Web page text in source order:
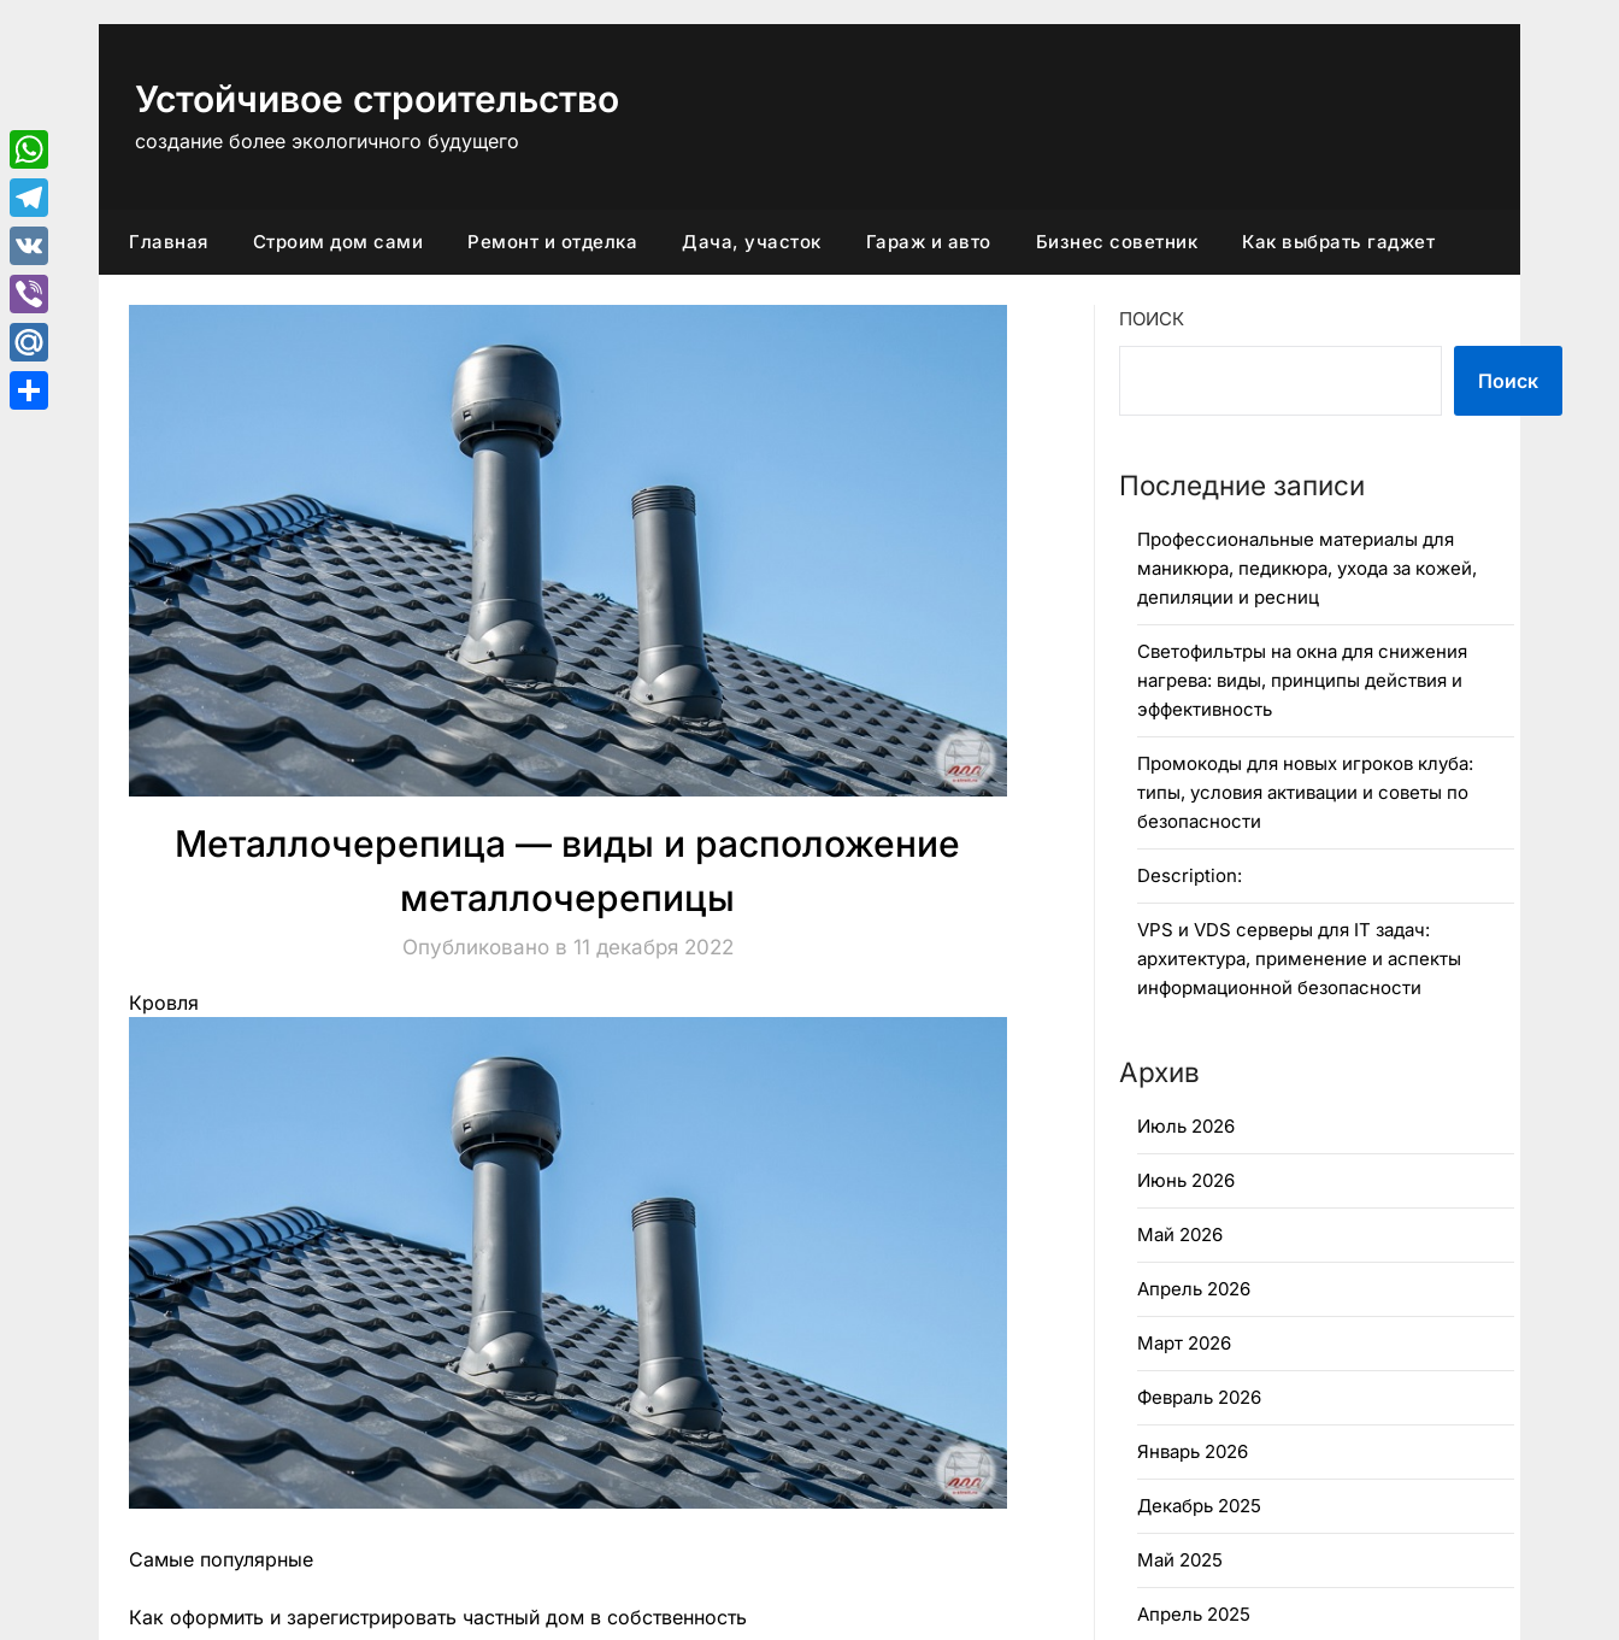
Устойчивое строительство
создание более экологичного будущего
Главная Строим дом сами Ремонт и отделка Дача, участок Гараж и авто Бизнес советник Как выбрать гаджет
Металлочерепица — виды и расположение
металлочерепицы
Опубликовано в 11 декабря 2022
Кровля
Самые популярные
Как оформить и зарегистрировать частный дом в собственность
ПОИСК
Поиск
Последние записи
Профессиональные материалы для
маникюра, педикюра, ухода за кожей,
депиляции и ресниц
Светофильтры на окна для снижения
нагрева: виды, принципы действия и
эффективность
Промокоды для новых игроков клуба:
типы, условия активации и советы по
безопасности
Description:
VPS и VDS серверы для IT задач:
архитектура, применение и аспекты
информационной безопасности
Архив
Июль 2026
Июнь 2026
Май 2026
Апрель 2026
Март 2026
Февраль 2026
Январь 2026
Декабрь 2025
Май 2025
Апрель 2025
WhatsApp
Telegram
VK
Viber
Mail.Ru